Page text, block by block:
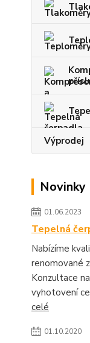
Výprodej
Novinky
01.06.2023
Tepelná
Nabízíme
renomované
Konzultace
vyhotovení
celé
01.10.2020